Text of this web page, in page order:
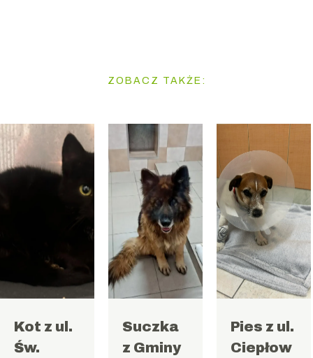
ZOBACZ TAKŻE:
Kot z ul.
Św.
Suczka
z Gminy
Pies z ul.
Ciepłow